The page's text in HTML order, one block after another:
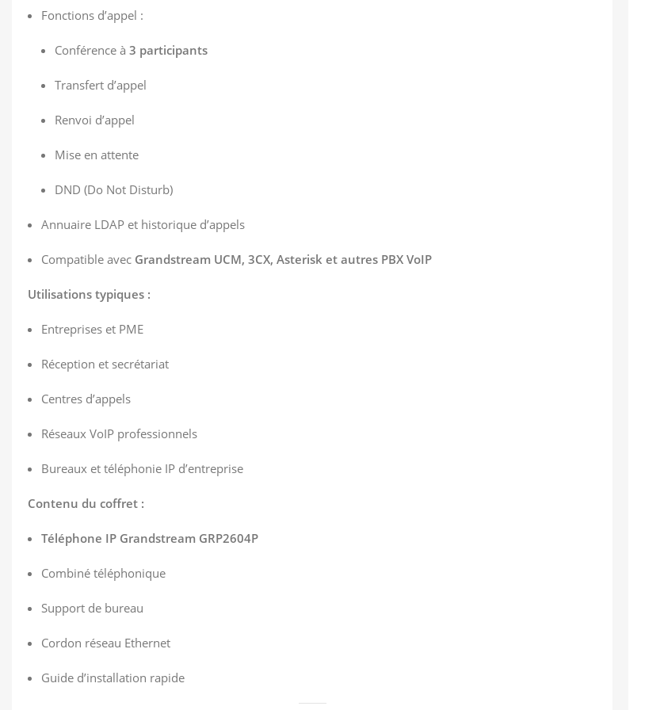
Fonctions d’appel :
Conférence à 3 participants
Transfert d’appel
Renvoi d’appel
Mise en attente
DND (Do Not Disturb)
Annuaire LDAP et historique d’appels
Compatible avec Grandstream UCM, 3CX, Asterisk et autres PBX VoIP
Utilisations typiques :
Entreprises et PME
Réception et secrétariat
Centres d’appels
Réseaux VoIP professionnels
Bureaux et téléphonie IP d’entreprise
Contenu du coffret :
Téléphone IP Grandstream GRP2604P
Combiné téléphonique
Support de bureau
Cordon réseau Ethernet
Guide d’installation rapide